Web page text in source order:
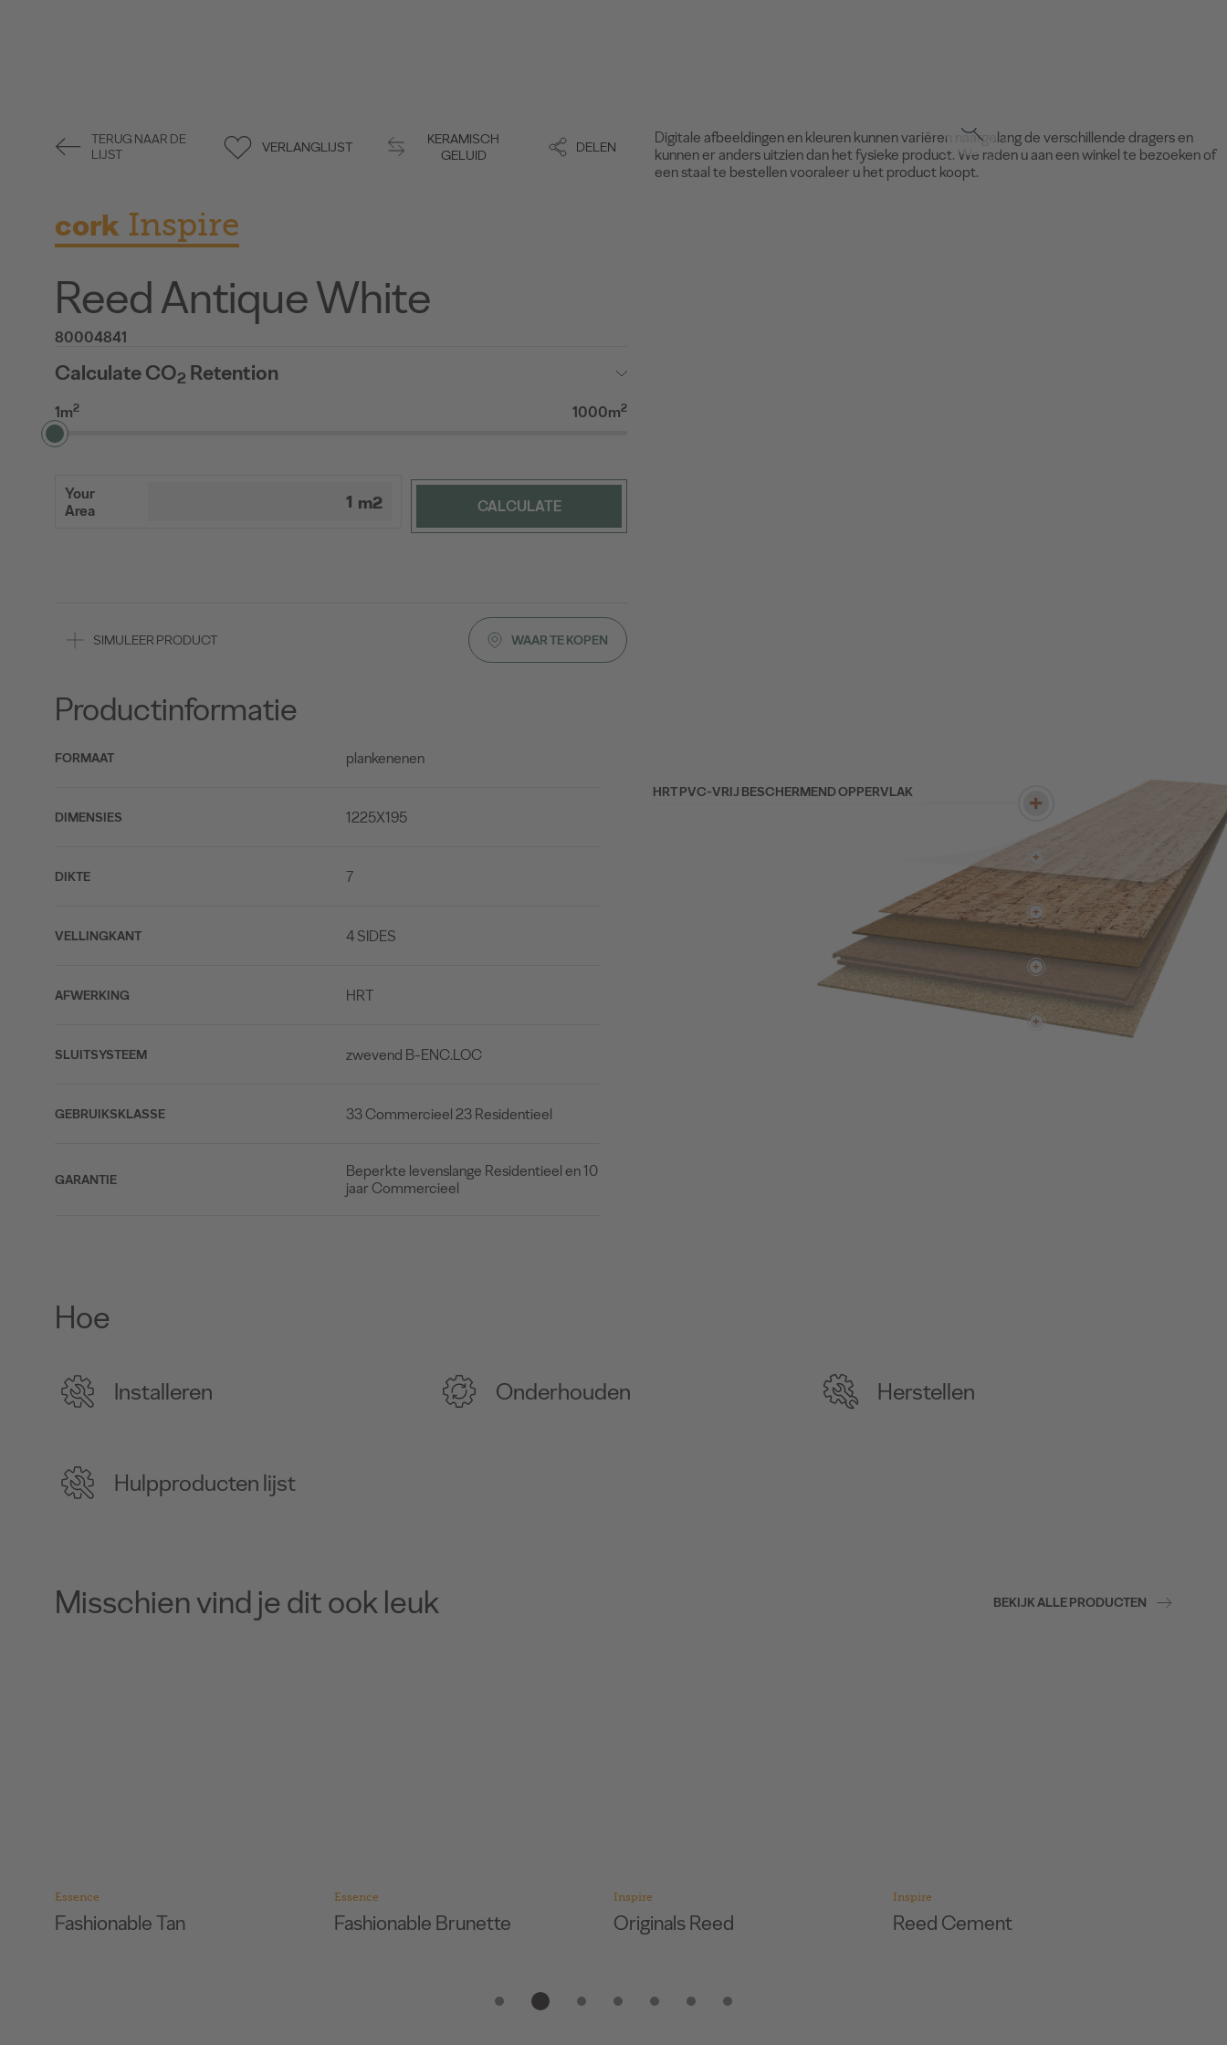
TERUG NAAR DE
LIJST
VERLANGLIJST
KERAMISCH
GELUID
DELEN
cork Inspire
Reed Antique White
80004841
Calculate CO2 Retention
1m2 1000m2
Your
Area
CALCULATE
SIMULEER PRODUCT WAAR TE KOPEN
Digitale afbeeldingen en kleuren kunnen variëren naargelang de verschillende dragers en
kunnen er anders uitzien dan het fysieke product. We raden u aan een winkel te bezoeken of
een staal te bestellen vooraleer u het product koopt.
Productinformatie
FORMAAT plankenenen
DIMENSIES 1225X195
DIKTE 7
VELLINGKANT 4 SIDES
AFWERKING HRT
SLUITSYSTEEM zwevend B-ENC.LOC
GEBRUIKSKLASSE 33 Commercieel 23 Residentieel
GARANTIE
Beperkte levenslange Residentieel en 10
jaar Commercieel
HRT PVC-VRIJ BESCHERMEND OPPERVLAK
Hoe
Installeren Onderhouden Herstellen
Hulpproducten lijst
Misschien vind je dit ook leuk BEKIJK ALLE PRODUCTEN
Essence
Fashionable Tan
Essence
Fashionable Brunette
Inspire
Originals Reed
Inspire
Reed Cement